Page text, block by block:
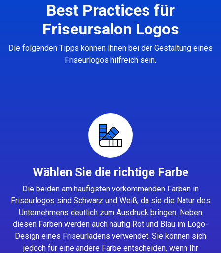
Best Practices für
Friseursalon Logos
Die folgenden Tipps können Ihnen bei der Gestaltung eines
Friseurlogos hilfreich sein.
Wählen Sie die richtige Farbe
Die beiden am häufigsten vorkommenden Farben in
Friseurlogos sind Schwarz und Weiß, da sie die Natur des
Unternehmens deutlich zum Ausdruck bringen. Neben
diesen Farben werden auch häufig Rot und Blau im Logo-
Design eines Friseurladens verwendet. Sie können sich
jedoch für eine andere Farbe entscheiden, wenn Ihr